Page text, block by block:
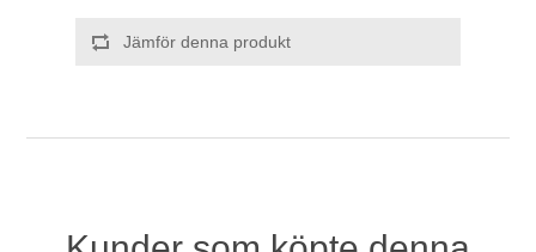
Jämför denna produkt